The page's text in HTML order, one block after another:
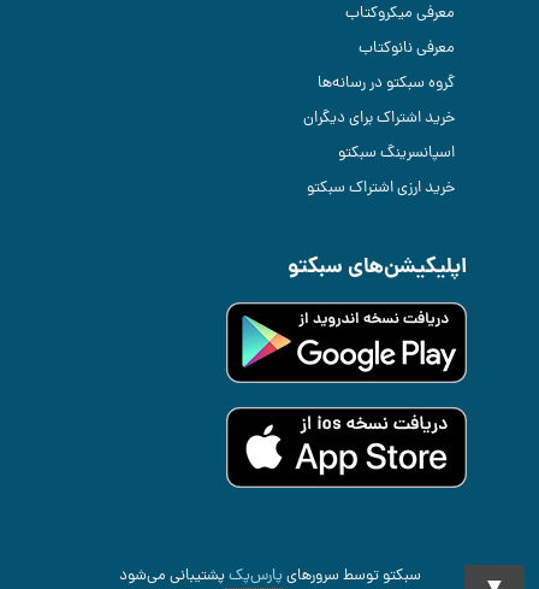
معرفی میکروکتاب
معرفی نانوکتاب
گروه سبکتو در رسانه‌ها
خرید اشتراک برای دیگران
اسپانسرینگ سبکتو
خرید ارزی اشتراک سبکتو
اپلیکیشن‌های سبکتو
سبکتو توسط سرورهایپارس‌پکپشتیبانی می‌شود